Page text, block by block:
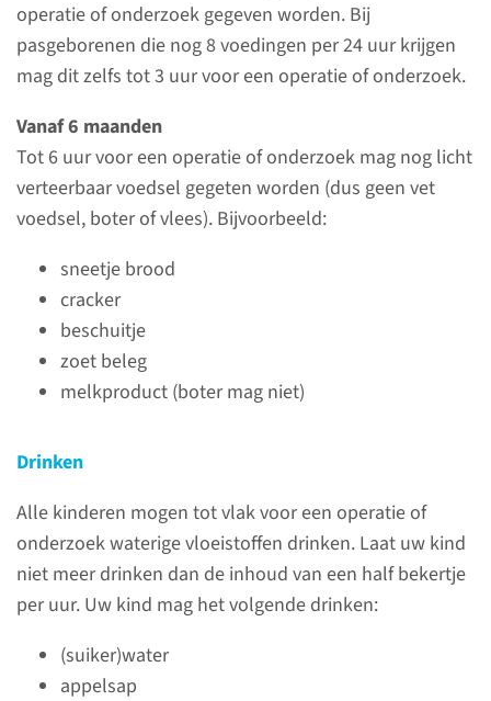
operatie of onderzoek gegeven worden. Bij
pasgeborenen die nog 8 voedingen per 24 uur krijgen
mag dit zelfs tot 3 uur voor een operatie of onderzoek.
Vanaf 6 maanden
Tot 6 uur voor een operatie of onderzoek mag nog licht
verteerbaar voedsel gegeten worden (dus geen vet
voedsel, boter of vlees). Bijvoorbeeld:
sneetje brood
cracker
beschuitje
zoet beleg
melkproduct (boter mag niet)
Drinken
Alle kinderen mogen tot vlak voor een operatie of
onderzoek waterige vloeistoffen drinken. Laat uw kind
niet meer drinken dan de inhoud van een half bekertje
per uur. Uw kind mag het volgende drinken:
(suiker)water
appelsap
Ma t/m vr van 08.00-12.00 uur
en van 14.00-16.00 uur.
024-361 04 39
Telefonisch bereikbaar voor
zorgverleners tussen 8.00-
17.00 uur.
contactformulier
Information for kids in
read more
screening